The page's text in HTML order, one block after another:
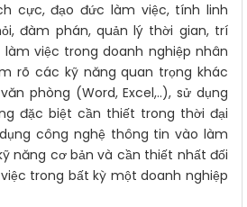
cực, đạo đức làm việc, tính linh
đàm phán, quản lý thời gian, trí
việc trong doanh nghiệp nhân
rõ các kỹ năng quan trọng khác
phòng (Word, Excel,..), sử dụng
đặc biệt cần thiết trong thời đại
công nghệ thông tin vào làm
năng cơ bản và cần thiết nhất đối
trong bất kỳ một doanh nghiệp